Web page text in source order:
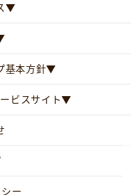
▼
基本方針▼
ビスサイト▼
ー